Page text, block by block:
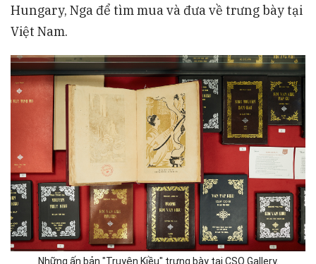
Hungary, Nga để tìm mua và đưa về trưng bày tại
Việt Nam.
Những ấn bản "Truyện Kiều" trưng bày tại CSO Gallery.